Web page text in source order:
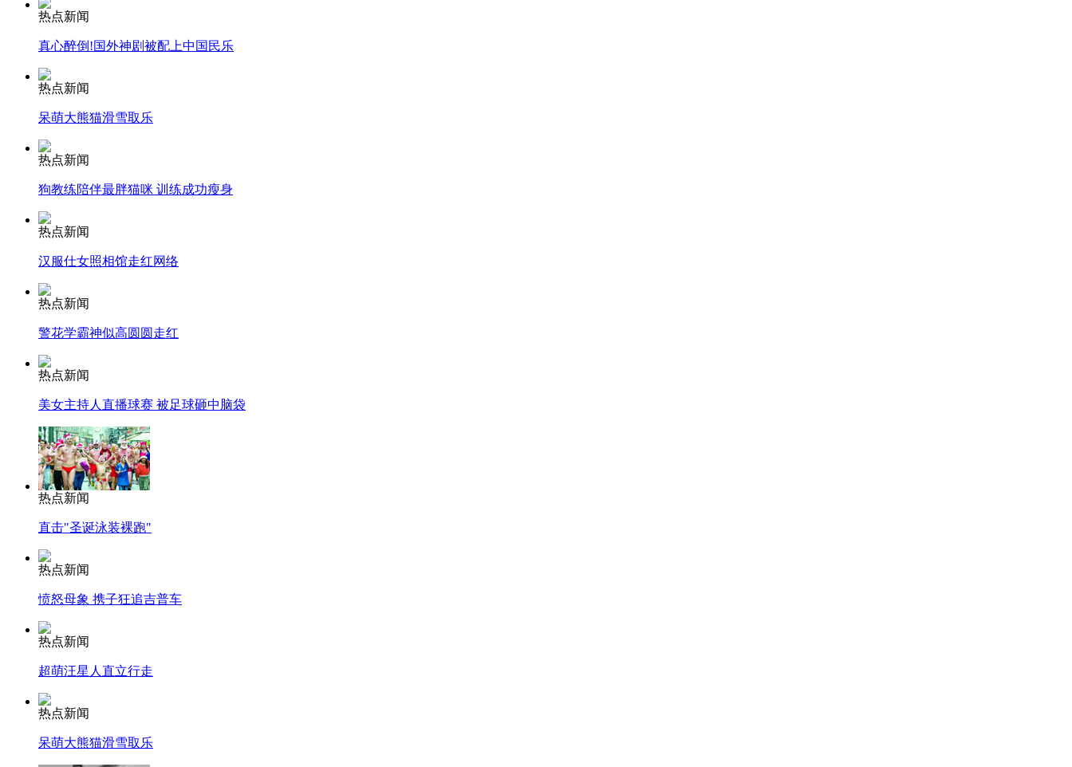
安徽一实载49人客车翻车
走！跟着总书记去植树
消防员救轻生者
纽约上演“枕头大战”
司机酒驾遇交警 急速倒车逃窜
热点新闻
真心醉倒!国外神剧被配上中国民乐
热点新闻
呆萌大熊猫滑雪取乐
热点新闻
狗教练陪伴最胖猫咪 训练成功瘦身
热点新闻
汉服仕女照相馆走红网络
热点新闻
警花学霸神似高圆圆走红
热点新闻
美女主持人直播球赛 被足球砸中脑袋
热点新闻
直击"圣诞泳装裸跑"
热点新闻
愤怒母象 携子狂追吉普车
热点新闻
超萌汪星人直立行走
热点新闻
呆萌大熊猫滑雪取乐